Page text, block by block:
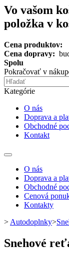
Vo vašom
položka v
Cena produktov:
Cena dopravy:
Spolu
Pokračovať v
Kategórie
O nás
Doprava a
Obchodné
Kontakt
Toggle
navigationO nás
Doprava a
Obchodné
Cenová
Kontakty
> Autodoplnky>
Snehové